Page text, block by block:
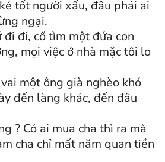
tốt người xấu, đâu phải ai
ngại.
đi đi, cố tìm một đứa con
mọi việc ở nhà mặc tôi lo
một ông già nghèo khó
đến làng khác, đến đâu
? Có ai mua cha thì ra mà
cha chỉ mất năm quan tiền